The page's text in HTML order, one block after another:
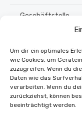
Um dir ein optimales
wie Cookies, um
zuzugreifen. Wenn du
Daten wie das
verarbeiten. Wenn du
zurückziehst, können
beeinträchtigt werden.
Geschäftstelle
Ausgezeichnete
Kalender
Kontakt